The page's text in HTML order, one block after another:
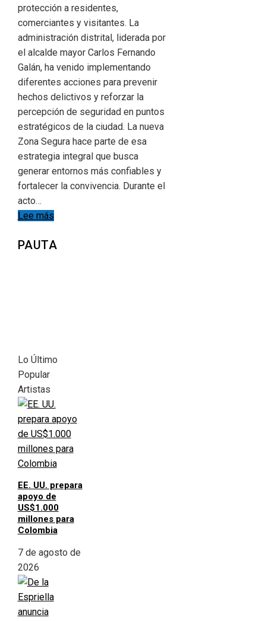
protección a residentes,
comerciantes y visitantes. La
administración distrital, liderada por
el alcalde mayor Carlos Fernando
Galán, ha venido implementando
diferentes acciones para prevenir
hechos delictivos y reforzar la
percepción de seguridad en puntos
estratégicos de la ciudad. La nueva
Zona Segura hace parte de esa
estrategia integral que busca
generar entornos más confiables y
fortalecer la convivencia. Durante el
acto…
Lee más
PAUTA
Lo Último
Popular
Artistas
EE. UU. prepara
apoyo de
US$1.000
millones para
Colombia
7 de agosto de
2026